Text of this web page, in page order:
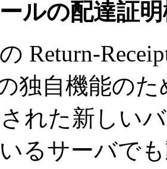
ルの配達証
Return-
独自機能の
れた新しい
るサーバで